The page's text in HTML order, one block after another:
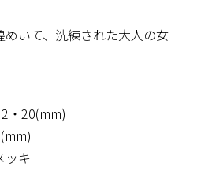
めいて、洗練された大人の女
・20(mm)
キ